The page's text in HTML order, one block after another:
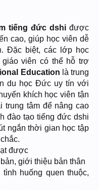
tiếng đức dshi được
cao, giúp học viên dễ
Đặc biệt, các lớp học
viên có thể hỗ trợ
Education là trung
du học Đức uy tín với
khích học viên tận
trung tâm để nâng cao
đào tạo tiếng đức dshi
ngắn thời gian học tập
được
giới thiệu bản thân
huống quen thuộc,